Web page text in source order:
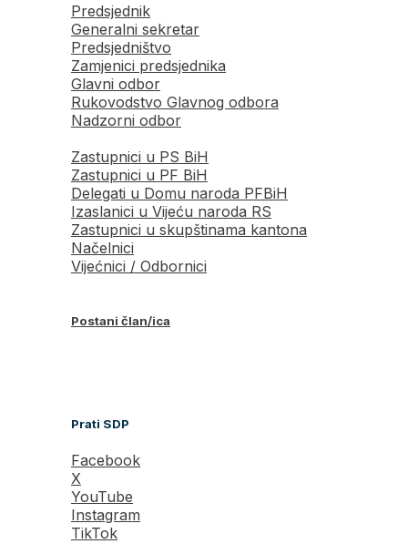
Predsjednik
Generalni sekretar
Predsjedništvo
Zamjenici predsjednika
Glavni odbor
Rukovodstvo Glavnog odbora
Nadzorni odbor
Zastupnici u PS BiH
Zastupnici u PF BiH
Delegati u Domu naroda PFBiH
Izaslanici u Vijeću naroda RS
Zastupnici u skupštinama kantona
Načelnici
Vijećnici / Odbornici
Postani član/ica
Prati SDP
Facebook
X
YouTube
Instagram
TikTok